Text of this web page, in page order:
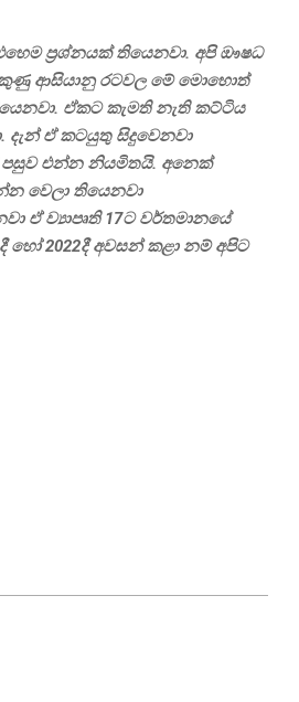
ප්‍රශ්නයක් තියෙනවා. අපි ඖෂධ
දකුණු ආසියානු රටවල මේ මොහොත්
ඒකට කැමති නැති කට්ටිය
ඒ කටයුතු සිදුවෙනවා
පසුව එන්න නියමිතයි. අනෙක්
වෙලා තියෙනවා
ඒ ව්‍යාපෘති 17ට වර්තමානයේ
හෝ 2022දී අවසන් කළා නම් අපිට